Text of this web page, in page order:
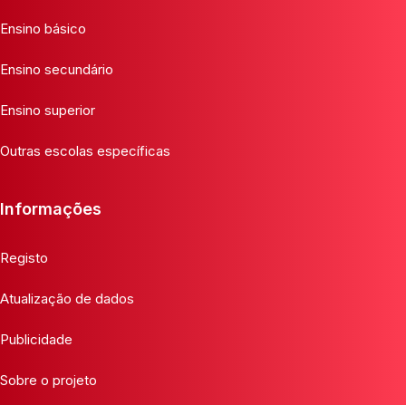
Ensino básico
Ensino secundário
Ensino superior
Outras escolas específicas
Informações
Registo
Atualização de dados
Publicidade
Sobre o projeto